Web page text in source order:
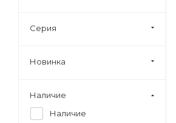
Серия
Новинка
Наличие
Наличие